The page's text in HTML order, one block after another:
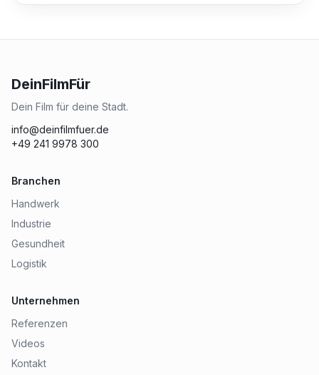
DeinFilmFür
Dein Film für deine Stadt.
info@deinfilmfuer.de
+49 241 9978 300
Branchen
Handwerk
Industrie
Gesundheit
Logistik
Unternehmen
Referenzen
Videos
Kontakt